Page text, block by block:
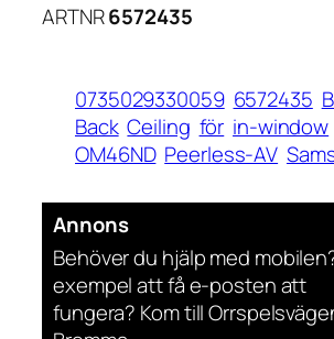
ARTNR6572435
0735029330059 6572435
Back Ceiling för in-window
OM46ND Peerless-AV
Annons
Behöver du hjälp med
exempel att få e-posten att
fungera? Kom till